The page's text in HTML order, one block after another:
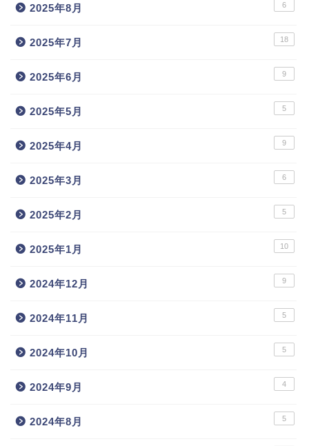
2025年8月 6
2025年7月 18
2025年6月 9
2025年5月 5
2025年4月 9
2025年3月 6
2025年2月 5
2025年1月 10
2024年12月 9
2024年11月 5
2024年10月 5
2024年9月 4
2024年8月 5